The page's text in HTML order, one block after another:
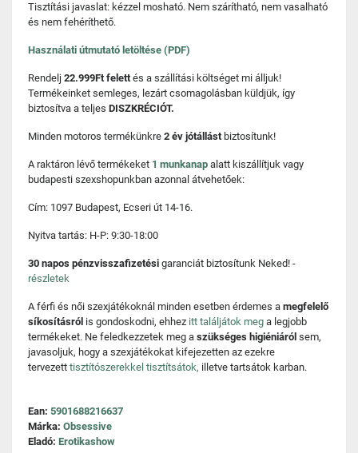
Tisztítási javaslat: kézzel mosható. Nem szárítható, nem vasalható
és nem fehéríthető.
Használati útmutató letöltése (PDF)
Rendelj 22.999Ft felettés a szállítási költséget mi álljuk!
Termékeinket semleges, lezárt csomagolásban küldjük, így
biztosítva a teljes DISZKRÉCIÓT.
Minden motoros termékünkre 2 év jótállást biztosítunk!
A raktáron lévő termékeket 1 munkanap alatt kiszállítjuk vagy
budapesti szexshopunkban azonnal átvehetőek:
Cím: 1097 Budapest, Ecseri út 14-16.
Nyitva tartás: H-P: 9:30-18:00
30 napos pénzvisszafizetési garanciát biztosítunk Neked! -
részletek
A férfi és női szexjátékoknál minden esetben érdemes a megfelelő
síkosításról is gondoskodni, ehhez itt találjátok meg a legjobb
termékeket. Ne feledkezzetek meg a szükséges higiéniáról sem,
javasoljuk, hogy a szexjátékokat kifejezetten az ezekre
tervezett tisztítószerekkel tisztítsátok, illetve tartsátok karban.
Ean: 5901688216637
Márka: Obsessive
Eladó: Erotikashow